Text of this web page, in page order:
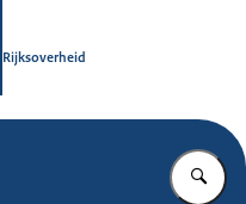
Rijksoverheid